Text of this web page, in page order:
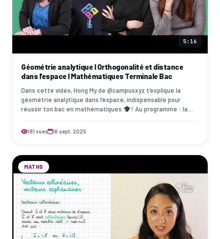
5:16
Géométrie analytique I Orthogonalité et distance
dans l'espace I Mathématiques Terminale Bac
Dans cette vidéo, Hong My de @campusxyz t’explique la
géométrie analytique dans l’espace, indispensable pour
réussir ton bac en mathématiques
! Au programme : la
181 vues 16 sept. 2025
MATHS